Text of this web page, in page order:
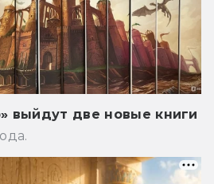
выйдут две новые книги